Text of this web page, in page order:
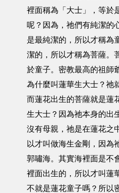
裡面稱為「大士」，等於
呢？因為，祂們有純潔的
是最純潔的，所以才稱為
潔的，所以才稱為菩薩。
於童子。密教最高的祖師
為什麼叫蓮華生大士？祂
而蓮花出生的菩薩就是蓮
生大士？因為祂本身的出
沒有母親，祂是在蓮花之
以才叫做海生金剛，因為
郭嘯海。其實海裡面是不
裡面出生的，所以才叫蓮
不就是蓮花童子嗎？所以